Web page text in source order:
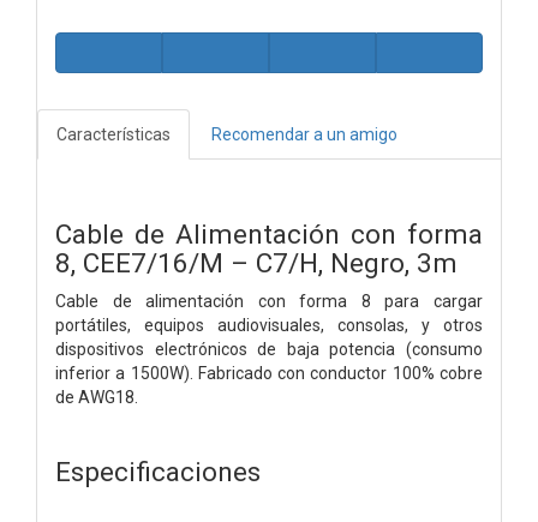
Características Recomendar a un amigo
Cable de Alimentación con forma
8, CEE7/16/M – C7/H, Negro, 3m
Cable de alimentación con forma 8 para cargar
portátiles, equipos audiovisuales, consolas, y otros
dispositivos electrónicos de baja potencia (consumo
inferior a 1500W). Fabricado con conductor 100% cobre
de AWG18.
Especificaciones